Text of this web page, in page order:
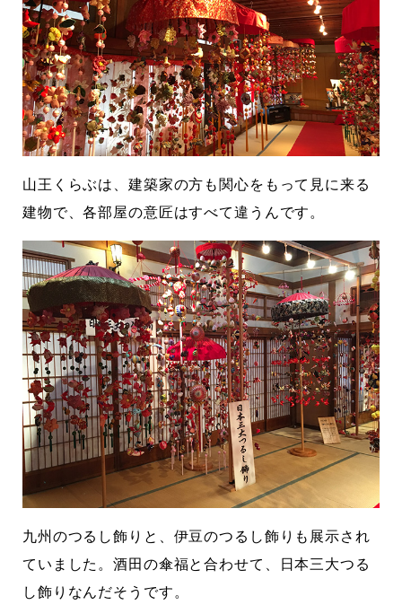
山王くらぶは、建築家の方も関心をもって見に来る
建物で、各部屋の意匠はすべて違うんです。
九州のつるし飾りと、伊豆のつるし飾りも展示され
ていました。酒田の傘福と合わせて、日本三大つる
し飾りなんだそうです。